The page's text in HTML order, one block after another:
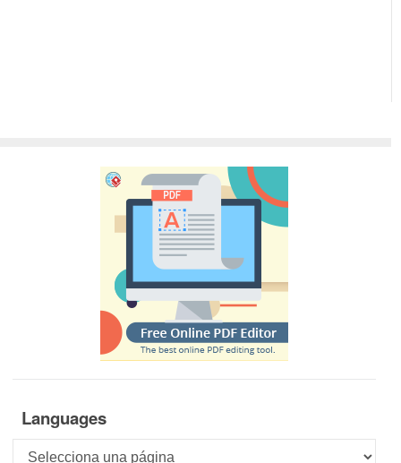
Languages
Languages